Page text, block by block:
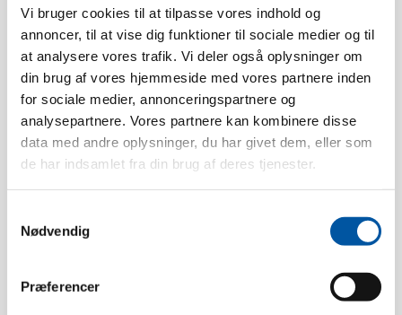
Vi bruger cookies til at tilpasse vores indhold og
annoncer, til at vise dig funktioner til sociale medier og til
at analysere vores trafik. Vi deler også oplysninger om
din brug af vores hjemmeside med vores partnere inden
for sociale medier, annonceringspartnere og
analysepartnere. Vores partnere kan kombinere disse
data med andre oplysninger, du har givet dem, eller som
de har indsamlet fra din brug af deres tjenester.
Nødvendig
Præferencer
Fermeté:
Doux
Tirure:
55 mm.
Fibres De Brosses:
Fleuré
Résistance à la chaleur:
134 °C
Conditionnement:
6
Poids:
0.31
Boîte EAN:
5704161036421
Type de filetage:
Douille interne